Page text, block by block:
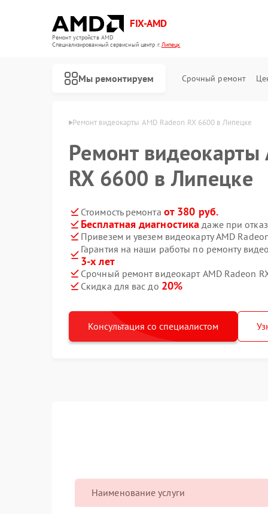
FIX-AMD
Ремонт устройств AMD
Специализированный cервисный центр г.Липецк
Мы ремонтируем Срочный ремонт
Ремонт видеокарты AMD Radeon RX 6600 в Липецке
Ремонт видеокарты
RX 6600 в Липецке
Стоимость ремонта от 380 руб.
Бесплатная диагностика даже при
Привезем и увезем видеокарту AMD
Гарантия на наши работы по ремонту
3-х лет
Срочный ремонт видеокарт AMD Radeon
Скидка для вас до 20%
Консультация со специалистом
Наименование услуги